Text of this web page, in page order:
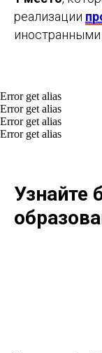
реализации
иностранными
Error get alias
Error get alias
Error get alias
Error get alias
Узнайте